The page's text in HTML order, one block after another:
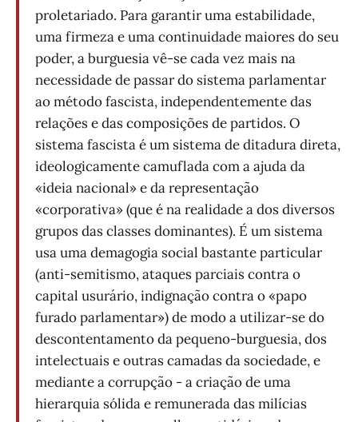
proletariado. Para garantir uma estabilidade,
uma firmeza e uma continuidade maiores do seu
poder, a burguesia vê-se cada vez mais na
necessidade de passar do sistema parlamentar
ao método fascista, independentemente das
relações e das composições de partidos. O
sistema fascista é um sistema de ditadura direta,
ideologicamente camuflada com a ajuda da
«ideia nacional» e da representação
«corporativa» (que é na realidade a dos diversos
grupos das classes dominantes). É um sistema
usa uma demagogia social bastante particular
(anti-semitismo, ataques parciais contra o
capital usurário, indignação contra o «papo
furado parlamentar») de modo a utilizar-se do
descontentamento da pequeno-burguesia, dos
intelectuais e outras camadas da sociedade, e
mediante a corrupção - a criação de uma
hierarquia sólida e remunerada das milícias